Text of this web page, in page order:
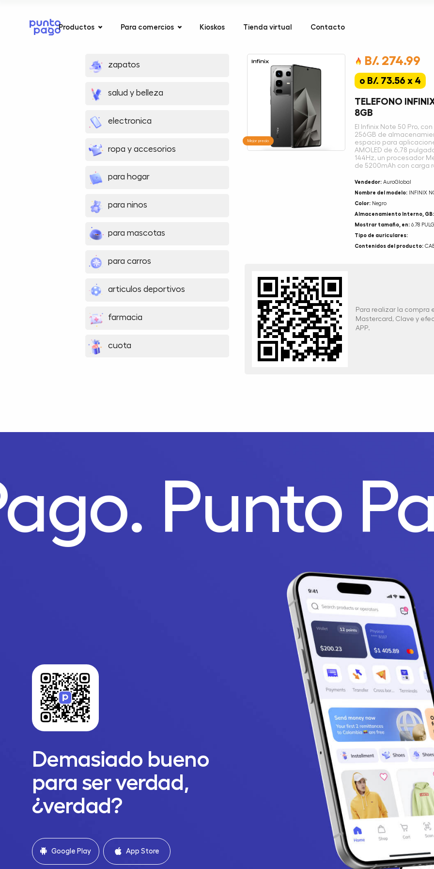
Productos Para comercios Kioskos Tienda virtual Contacto
zapatos
salud y belleza
electronica
ropa y accesorios
para hogar
para ninos
para mascotas
para carros
articulos deportivos
farmacia
cuota
Mejor precio
B/. 274.99
o B/. 73.56 x 4
TELEFONO
8GB
El Infinix Note 50 Pro,
256GB de
espacio para
AMOLED de 6,78
144Hz, un procesador
de 5200mAh con carga
Vendedor:AuroGlobal
Nombre del modelo:INFINIX
Color:Negro
Almacenamiento Interno, GB:
Mostrar tamaño, en:6.78
Tipo de auriculares:
Contenidos del producto:
Para realizar la compra
Mastercard, Clave y
APP.
Punto
Demasiado bueno
para ser verdad,
¿verdad?
Google Play App Store